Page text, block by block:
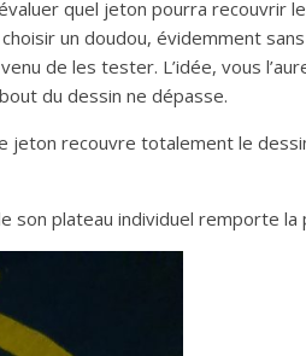
quel jeton pourra recouvrir
un doudou, évidemment sans
de les tester. L’idée, vous
du dessin ne dépasse.
jeton recouvre totalement le
son plateau individuel remporte la